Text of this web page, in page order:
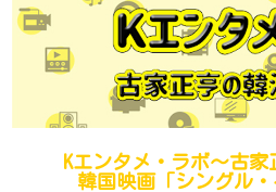
Kエンタメ・ラボ～古
韓国映画「シングル・